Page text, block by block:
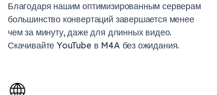
Благодаря нашим оптимизированным серверам
большинство конвертаций завершается менее
чем за минуту, даже для длинных видео.
Скачивайте YouTube в M4A без ожидания.